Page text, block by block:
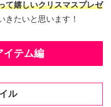
て嬉しいクリスマスプレゼ
きたいと思います！
イテム編
ル